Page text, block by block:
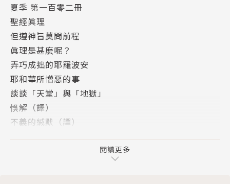
徒對中國保守派神學思想的認識。
從出版以來幾乎全由他一人來製作，撰文、編輯、印
刷、看樣、校對皆是獨力執行，然後與妻子打包付郵。
季刊的內容很豐富，有聖經真理（節錄經文刊登）、創
作（釋經、講道、專文、見證、故事、隨感錄等）、譯
作（專文、小說、短文精選、詩等）與詩歌等。
1928年，季刊開始出版單行本，遍銷全國二十八省，
在信徒中頗有影響。
夏季 第一百零二冊
聖經眞理
但遵神旨莫問前程
眞理是甚麽呢？
弄巧成拙的耶羅波安
耶和華所憎惡的事
談談「天堂」與「地獄」
悞解（譯）
不義的緘默（譯）
惡者的誘惑善者的勝利（短篇小說）
鷄蛋大的麥粒（短篇小說）
閱讀更多